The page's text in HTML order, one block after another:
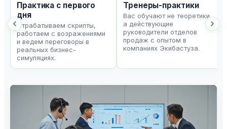
Практика с первого
дня
Отрабатываем скрипты,
работаем с возражениями
и ведем переговоры в
реальных бизнес-
симуляциях.
Тренеры-практики
Вас обучают не теоретики,
а действующие
руководители отделов
продаж с опытом в
компаниях Экибастуза.